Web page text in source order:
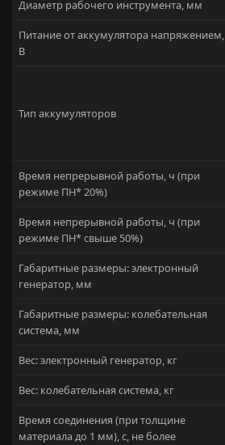
Диаметр рабочего инструмента, мм
Питание от аккумулятора напряжением,
В
Тип аккумуляторов
Время непрерывной работы, ч (при
режиме ПН* 20%)
Время непрерывной работы, ч (при
режиме ПН* свыше 50%)
Габаритные размеры: электронный
генератор, мм
Габаритные размеры: колебательная
система, мм
Вес: электронный генератор, кг
Вес: колебательная система, кг
Время соединения (при толщине
материала до 1 мм), с, не более